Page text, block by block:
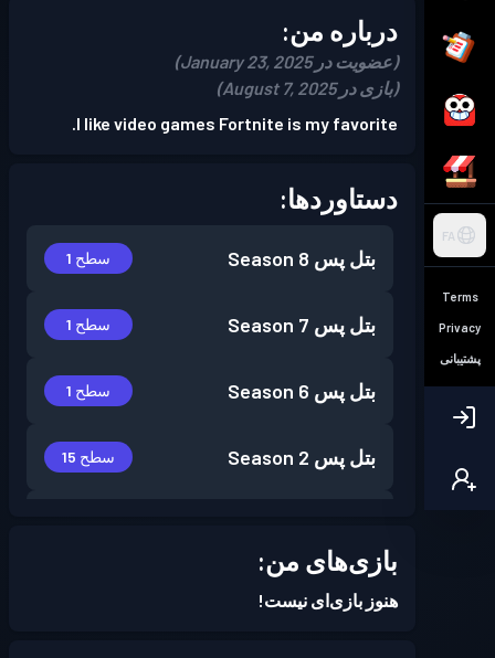
FA
Terms
Privacy
پشتیبانی
درباره من:
(عضویت در January 23, 2025)
(بازی در August 7, 2025)
I like video games Fortnite is my favorite.
دستاوردها:
بتل پس Season 8 سطح 1
بتل پس Season 7 سطح 1
بتل پس Season 6 سطح 1
بتل پس Season 2 سطح 15
بازی‌های من:
هنوز بازی‌ای نیست!